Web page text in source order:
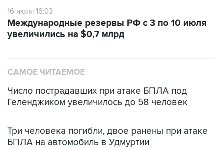
16 июля 16:03
Международные резервы РФ с 3 по 10 июля
увеличились на $0,7 млрд
САМОЕ ЧИТАЕМОЕ
Число пострадавших при атаке БПЛА под
Геленджиком увеличилось до 58 человек
Три человека погибли, двое ранены при атаке
БПЛА на автомобиль в Удмуртии